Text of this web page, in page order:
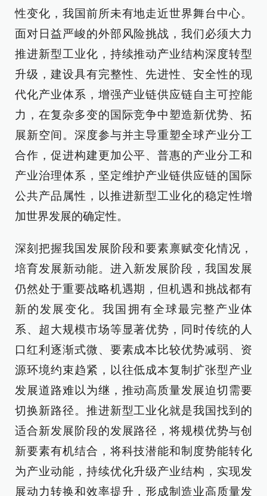
性变化，我国前所未有地走近世界舞台中心。
面对日益严峻的外部风险挑战，我们必须大力
推进新型工业化，持续推动产业结构深度转型
升级，建设具有完整性、先进性、安全性的现
代化产业体系，增强产业链供应链自主可控能
力，在复杂多变的国际竞争中塑造新优势、拓
展新空间。深度参与并主导重塑全球产业分工
合作，促进构建更加公平、普惠的产业分工和
产业治理体系，坚定维护产业链供应链的国际
公共产品属性，以推进新型工业化的稳定性增
加世界发展的确定性。
深刻把握我国发展阶段和要素禀赋变化情况，
培育发展新动能。进入新发展阶段，我国发展
仍然处于重要战略机遇期，但机遇和挑战都有
新的发展变化。我国拥有全球最完整产业体
系、超大规模市场等显著优势，同时传统的人
口红利逐渐式微、要素成本比较优势减弱、资
源环境约束趋紧，以往低成本复制扩张型产业
发展道路难以为继，推动高质量发展迫切需要
切换新路径。推进新型工业化就是我国找到的
适合新发展阶段的发展路径，将规模优势与创
新要素有机结合，将科技潜能和制度势能转化
为产业动能，持续优化升级产业结构，实现发
展动力转换和效率提升，形成制造业高质量发